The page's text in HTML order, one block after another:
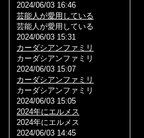
2024/06/03 16:46
芸能人が愛用している
芸能人が愛用している
2024/06/03 15:31
カーダシアンファミリ
カーダシアンファミリ
2024/06/03 15:07
カーダシアンファミリ
カーダシアンファミリ
2024/06/03 15:05
2024年にエルメス
2024年にエルメス
2024/06/03 14:45